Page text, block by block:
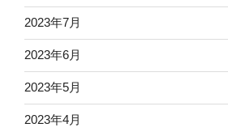
2023年7月
2023年6月
2023年5月
2023年4月